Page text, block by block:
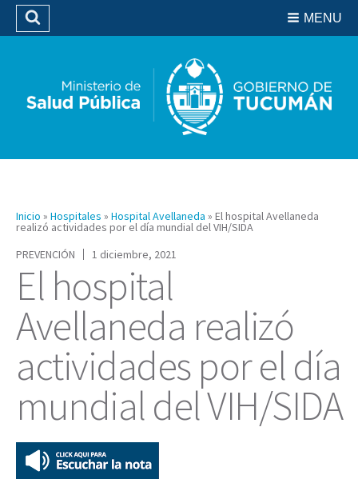
Biblioteca
MENU
Buscar
Inicio » Hospitales » Hospital Avellaneda » El hospital Avellaneda
realizó actividades por el día mundial del VIH/SIDA
PREVENCIÓN
1 diciembre, 2021
El hospital
Avellaneda realizó
actividades por el día
mundial del VIH/SIDA